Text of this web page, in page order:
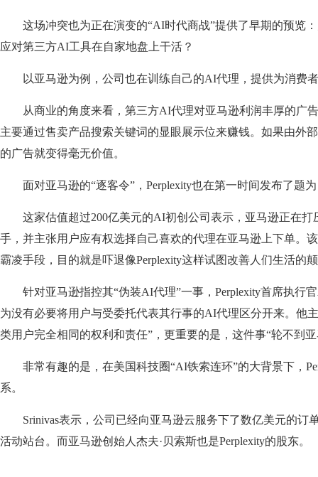
这场冲突也为正在演变的“AI时代商战”提供了早期的预览
应对第三方AI工具在自家地盘上干活？
以亚马逊为例，公司也在训练自己的AI代理，提供为消费
从商业的角度来看，第三方AI代理对亚马逊利润丰厚的广
主要通过售卖产品搜索关键词的显眼展示位来赚钱。如果由外
的广告就变得毫无价值。
面对亚马逊的“逐客令”，Perplexity也在第一时间发布了题
这家估值超过200亿美元的AI初创公司表示，亚马逊正在
手，并主张用户应有权选择自己喜欢的代理在亚马逊上下单。
霸凌手段，目的就是吓退像Perplexity这样试图改善人们生活的
针对亚马逊指控其“伪装AI代理”一事，Perplexity首席执行
为没有必要将用户与受委托代表其行事的AI代理区分开来。他
类用户完全相同的权利和责任”，更重要的是，这件事“轮不到
非常有趣的是，在美国科技圈“AI铁索连环”的大背景下，
系。
Srinivas表示，公司已经向亚马逊云服务下了数亿美元的订
活动站台。而亚马逊创始人杰夫·贝索斯也是Perplexity的股东。